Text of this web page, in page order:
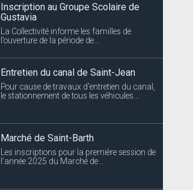
Inscription au Groupe Scolaire de
Gustavia
La Collectivité informe les familles de
l’ouverture de la période de...
Entretien du canal de Saint-Jean
Pour cause de travaux d’entretien du canal,
le stationnement de tous les véhicules...
Marché de Saint-Barth
Les inscriptions pour la première session de
l’année 2025 du Marché de...